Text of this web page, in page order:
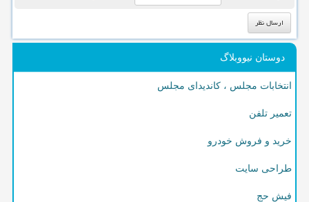
دوستان نیووبلاگ
انتخابات مجلس ، کاندیدای مجلس
تعمیر تلفن
خرید و فروش خودرو
طراحی سایت
فیش حج